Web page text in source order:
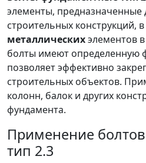
элементы, предназначенные
строительных конструкций,
металлическихэлементов
болты имеют определенную
позволяет эффективно
строительных объектов.
колонн, балок и других
фундамента.
Применение
тип 2.3